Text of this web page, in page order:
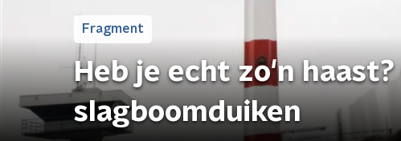
Fragment
Heb je echt zo'n
slagboomduiken